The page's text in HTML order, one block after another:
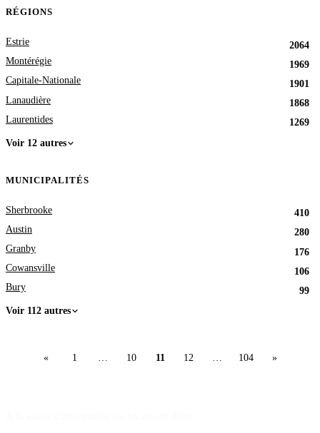
RÉGIONS
Estrie
2064
Montérégie
1969
Capitale-Nationale
1901
Lanaudière
1868
Laurentides
1269
Voir 12 autres
MUNICIPALITÉS
Sherbrooke
410
Austin
280
Granby
176
Cowansville
106
Bury
99
Voir 112 autres
« 1 10 11 12 104 »